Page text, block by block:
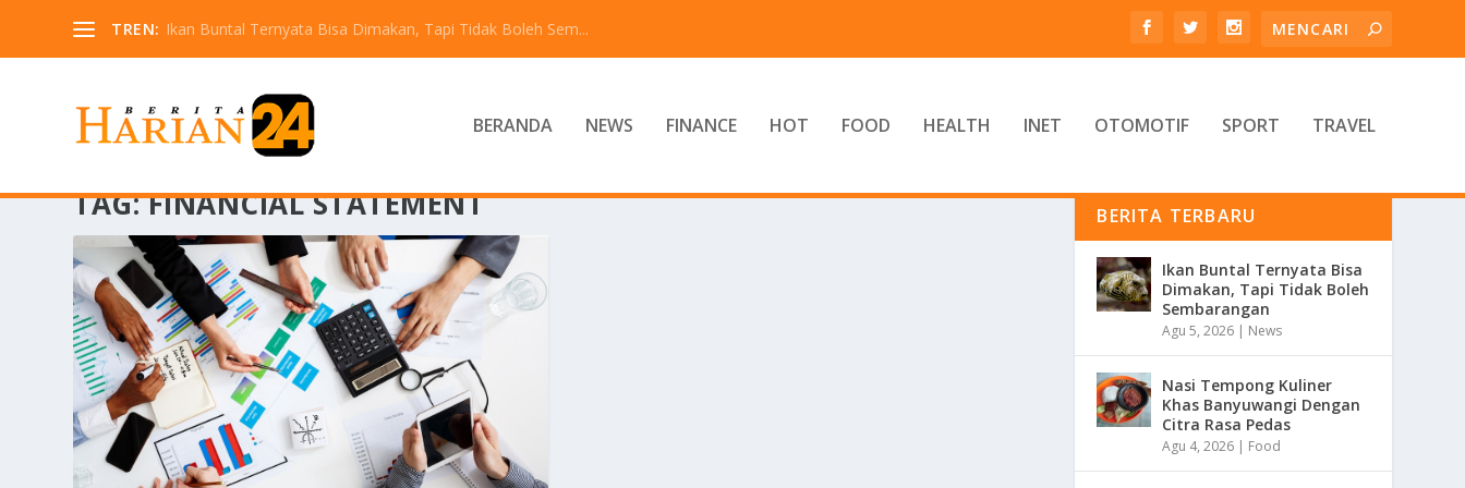
TREN: Ikan Buntal Ternyata Bisa Dimakan, Tapi Tidak Boleh Sem...
BERANDA NEWS FINANCE HOT FOOD HEALTH INET OTOMOTIF SPORT TRAVEL
TAG:FINANCIAL STATEMENT BERITA TERBARU
Ikan Buntal Ternyata Bisa
Dimakan, Tapi Tidak Boleh
Sembarangan
Agu 5, 2026 | News
Nasi Tempong Kuliner
Khas Banyuwangi Dengan
Citra Rasa Pedas
Agu 4, 2026 | Food